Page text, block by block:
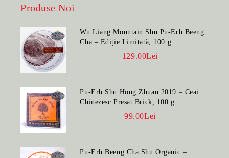
Produse Noi
Wu Liang Mountain Shu Pu-Erh Beeng
Cha – Ediție Limitată, 100 g
129.00Lei
Pu-Erh Shu Hong Zhuan 2019 – Ceai
Chinezesc Presat Brick, 100 g
99.00Lei
Pu-Erh Beeng Cha Shu Organic –